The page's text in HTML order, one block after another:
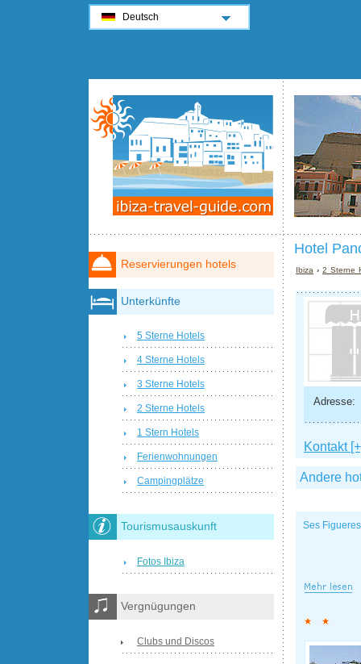
Hotel
Ibiza ›2 Sterne
Adresse:
Kontakt
Andere
Ses Figueres
Reservierungen hotels
Unterkünfte
5 Sterne Hotels
4 Sterne Hotels
3 Sterne Hotels
2 Sterne Hotels
1 Stern Hotels
Ferienwohnungen
Campingplätze
Tourismusauskunft
Fotos Ibiza
Vergnügungen
Clubs und Discos
Deutsch